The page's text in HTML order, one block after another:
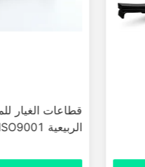
قطاعات الغيار
الربيعية ISO9001